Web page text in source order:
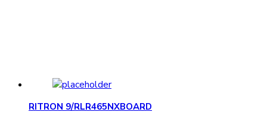
RITRON 9/RLR465NXBOARD